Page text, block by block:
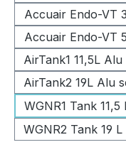
Accuair Endo-VT
Accuair Endo-VT
AirTank1 11,5L
AirTank2 19L Alu
WGNR1 Tank
WGNR2 Tank 19